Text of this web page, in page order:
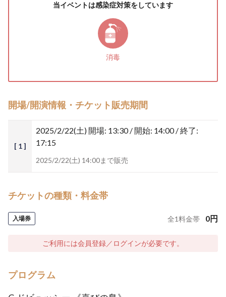
当イベントは感染症対策をしています
消毒
開場/開演情報・チケット販売期間
[ 1 ]
2025/2/22(土) 開場: 13:30 / 開始: 14:00 / 終了:
17:15
2025/2/22(土) 14:00まで販売
チケットの種類・料金帯
入場券 全1料金帯 0円
ご利用には会員登録／ログインが必要です。
プログラム